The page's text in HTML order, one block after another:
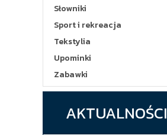
Słowniki
Sport i rekreacja
Tekstylia
Upominki
Zabawki
AKTUALNOŚCI